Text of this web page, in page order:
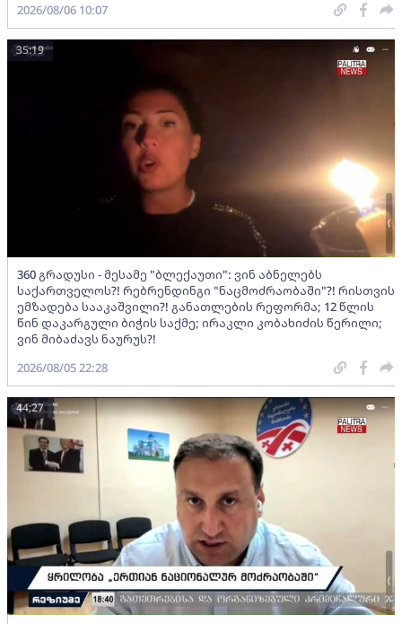
2026/08/06 10:07
360 გრადუსი - მესამე "ბლექაუთი": ვინ აბნელებს
საქართველოს?! რებრენდინგი "ნაცმოძრაობაში"?! რისთვის
ემზადება სააკაშვილი?! განათლების რეფორმა; 12 წლის
წინ დაკარგული ბიჭის საქმე; ირაკლი კობახიძის წერილი;
ვინ მიბაძავს ნაურუს?!
35:19
2026/08/05 22:28
44:27